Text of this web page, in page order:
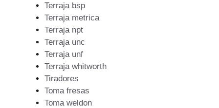
Terraja bsp
Terraja metrica
Terraja npt
Terraja unc
Terraja unf
Terraja whitworth
Tiradores
Toma fresas
Toma weldon